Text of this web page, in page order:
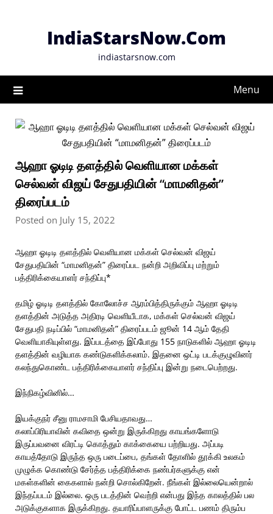
IndiaStarsNow.Com
indiastarsnow.com
Menu
ஆஹா ஓடிடி தளத்தில் வெளியான மக்கள்
செல்வன் விஜய் சேதுபதியின் “மாமனிதன்”
திரைப்படம்
Posted on July 15, 2022
ஆஹா ஓடிடி தளத்தில் வெளியான மக்கள் செல்வன் விஜய்
சேதுபதியின் “மாமனிதன்” திரைப்பட நன்றி அறிவிப்பு மற்றும்
பத்திரிக்கையாளர் சந்திப்பு*
தமிழ் ஓடிடி தளத்தில் கோலோச்ச ஆரம்பித்திருக்கும் ஆஹா ஓடிடி
தளத்தின் அடுத்த அதிரடி வெளியீடாக, மக்கள் செல்வன் விஜய்
சேதுபதி நடிப்பில் “மாமனிதன்” திரைப்படம் ஜூன் 14 ஆம் தேதி
வெளியாகியுள்ளது. இப்படத்தை இப்போது 155 நாடுகளில் ஆஹா ஓடிடி
தளத்தின் வழியாக கண்டுகளிக்கலாம். இதனை ஒட்டி படக்குழுவினர்
கலந்துகொண்ட பத்திரிக்கையாளர் சந்திப்பு இன்று நடைபெற்றது.
இந்நிகழ்வினில்…
இயக்குநர் சீனு ராமசாமி பேசியதாவது…
கலாப்பிரியாவின் கவிதை ஒன்று இருக்கிறது காயங்களோடு
இருப்பவனை விரட்டி கொத்தும் காக்கையை பற்றியது. அப்படி
காயத்தோடு இருந்த ஒரு படைப்பை, தங்கள் தோளில் தூக்கி உலகம்
முழுக்க கொண்டு சேர்த்த பத்திரிக்கை நண்பர்களுக்கு என்
மகள்களின் கைகளால் நன்றி சொல்கிறேன். நீங்கள் இல்லையென்றால்
இந்தப்படம் இல்லை. ஒரு படத்தின் வெற்றி என்பது இந்த காலத்தில் பல
அடுக்குகளாக இருக்கிறது. தயாரிப்பாளருக்கு போட்ட பணம் திரும்ப